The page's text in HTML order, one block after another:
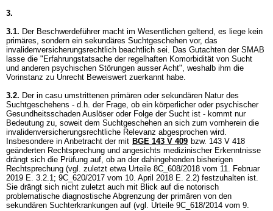
3.
3.1. Der Beschwerdeführer macht im Wesentlichen geltend, es liege kein
primäres, sondern ein sekundäres Suchtgeschehen vor, das
invalidenversicherungsrechtlich beachtlich sei. Das Gutachten der SMAB
lasse die "Erfahrungstatsache der regelhaften Komorbidität von Sucht
und anderen psychischen Störungen ausser Acht", weshalb ihm die
Vorinstanz zu Unrecht Beweiswert zuerkannt habe.
3.2. Der in casu umstrittenen primären oder sekundären Natur des
Suchtgeschehens - d.h. der Frage, ob ein körperlicher oder psychischer
Gesundheitsschaden Auslöser oder Folge der Sucht ist - kommt nur
Bedeutung zu, soweit dem Suchtgeschehen an sich zum vornherein die
invalidenversicherungsrechtliche Relevanz abgesprochen wird.
Insbesondere in Anbetracht der mit BGE 143 V 409 bzw. 143 V 418
geänderten Rechtsprechung und angesichts medizinischer Erkenntnisse
drängt sich die Prüfung auf, ob an der dahingehenden bisherigen
Rechtsprechung (vgl. zuletzt etwa Urteile 8C_608/2018 vom 11. Februar
2019 E. 3.2.1; 9C_620/2017 vom 10. April 2018 E. 2.2) festzuhalten ist.
Sie drängt sich nicht zuletzt auch mit Blick auf die notorisch
problematische diagnostische Abgrenzung der primären von den
sekundären Suchterkrankungen auf (vgl. Urteile 9C_618/2014 vom 9.